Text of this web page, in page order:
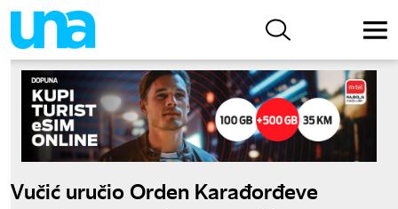
Vučić uručio Orden Karađorđeve